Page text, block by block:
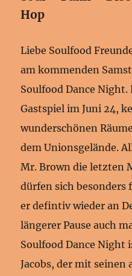
Hop
Liebe Soulfood
am kommenden
Soulfood Dance Night.
Gastspiel im Juni 24,
wunderschönen
dem Unionsgelände.
Mr. Brown die letzten
dürfen sich besonders
er defintiv wieder an
längerer Pause auch
Soulfood Dance Night
Jacobs, der mit seinen